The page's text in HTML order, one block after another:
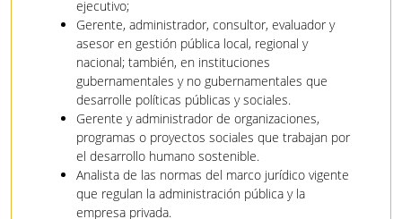
ejecutivo;
Gerente, administrador, consultor, evaluador y
asesor en gestión pública local, regional y
nacional; también, en instituciones
gubernamentales y no gubernamentales que
desarrolle políticas públicas y sociales.
Gerente y administrador de organizaciones,
programas o proyectos sociales que trabajan por
el desarrollo humano sostenible.
Analista de las normas del marco jurídico vigente
que regulan la administración pública y la
empresa privada.